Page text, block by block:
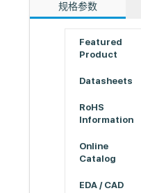
规格参数
Featured
Product
Datasheets
RoHS
Information
Online
Catalog
EDA / CAD